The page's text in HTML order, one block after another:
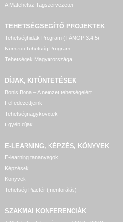
A Matehetsz Tagszervezetei
TEHETSÉGSEGÍTŐ PROJEKTEK
Tehetséghidak Program (TÁMOP 3.4.5)
Nemzeti Tehetség Program
Tehetségek Magyarországa
DÍJAK, KITÜNTETÉSEK
Bonis Bona – A nemzet tehetségeiért
Felfedezettjeink
Tehetségnagykövetek
Egyéb díjak
E-LEARNING, KÉPZÉS, KÖNYVEK
E-learning tananyagok
Képzések
Könyvek
Tehetség Piactér (mentorálás)
SZAKMAI KONFERENCIÁK